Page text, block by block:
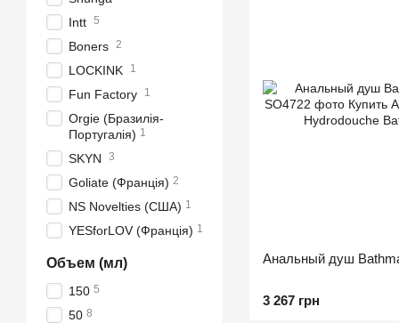
Анальный душ
3 267 грн
Intt 5
Boners 2
LOCKINK 1
Fun Factory 1
Orgie (Бразилія-
Португалія) 1
SKYN 3
Goliate (Франція) 2
NS Novelties (США) 1
YESforLOV (Франція) 1
Объем (мл)
150 5
50 8